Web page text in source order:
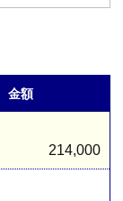
金額
214,000